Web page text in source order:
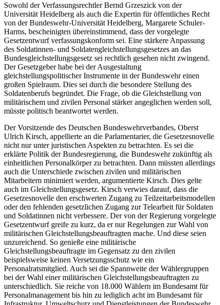
Sowohl der Verfassungsrechtler Bernd Grzeszick von der
Universität Heidelberg als auch die Expertin für öffentliches Recht
von der Bundeswehr-Universität Heidelberg, Margarete Schuler-
Harms, bescheinigten übereinstimmend, dass der vorgelegte
Gesetzentwurf verfassungskonform sei. Eine stärkere Anpassung
des Soldatinnen- und Soldatengleichstellungsgesetzes an das
Bundesgleichstellungsgesetz sei rechtlich gesehen nicht zwingend.
Der Gesetzgeber habe bei der Ausgestaltung
gleichstellungspolitischer Instrumente in der Bundeswehr einen
großen Spielraum. Dies sei durch die besondere Stellung des
Soldatenberufs begründet. Die Frage, ob die Gleichstellung von
militärischem und zivilen Personal stärker angeglichen werden soll,
müsste politisch beantwortet werden.
Der Vorsitzende des Deutschen Bundeswehrverbandes, Oberst
Ulrich Kirsch, appellierte an die Parlamentarier, die Gesetzesnovelle
nicht nur unter juristischen Aspekten zu betrachten. Es sei die
erklärte Politik der Bundesregierung, die Bundeswehr zukünftig als
einheitlichen Personalkörper zu betrachten. Dann müssten allerdings
auch die Unterschiede zwischen zivilen und militärischen
Mitarbeitern minimiert werden, argumentierte Kirsch. Dies gelte
auch im Gleichstellungsgesetz. Kirsch verwies darauf, dass die
Gesetzesnovelle den erschwerten Zugang zu Teilzeitarbeitsmodellen
oder den fehlenden gesetzlichen Zugang zur Telearbeit für Soldaten
und Soldatinnen nicht verbessere. Der von der Regierung vorgelegte
Gesetzentwurf greife zu kurz, da er nur Regelungen zur Wahl von
militärischen Gleichstellungsbeauftragten mache. Und diese seien
unzureichend. So genieße eine militärische
Gleichstellungsbeauftragte im Gegensatz zu den zivilen
beispielsweise keinen Versetzungsschutz wie ein
Personalratsmitglied. Auch sei die Spannweite der Wählergruppen
bei der Wahl einer militärischen Gleichstellungsbeauftragten zu
unterschiedlich. Sie reiche von 18.000 Wählern im Bundesamt für
Personalmanagement bis hin zu lediglich acht im Bundesamt für